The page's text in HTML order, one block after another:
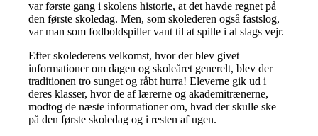
var første gang i skolens historie, at det havde regnet på
den første skoledag. Men, som skolederen også fastslog,
var man som fodboldspiller vant til at spille i al slags vejr.
Efter skolederens velkomst, hvor der blev givet
informationer om dagen og skoleåret generelt, blev der
traditionen tro sunget og råbt hurra! Eleverne gik ud i
deres klasser, hvor de af lærerne og akademitrænerne,
modtog de næste informationer om, hvad der skulle ske
på den første skoledag og i resten af ugen.